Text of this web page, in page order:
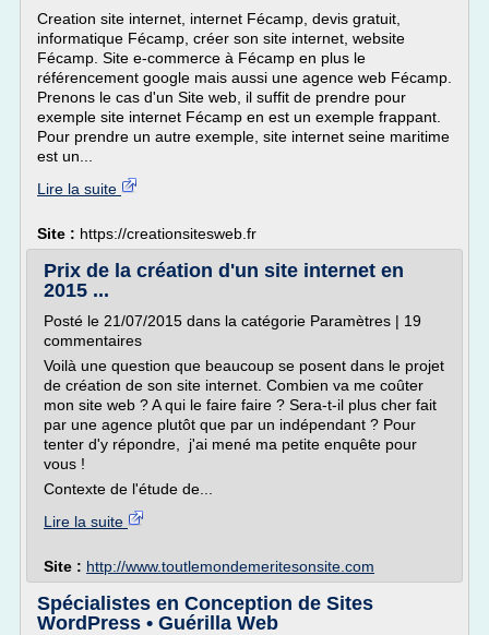
Creation site internet, internet Fécamp, devis gratuit,
informatique Fécamp, créer son site internet, website
Fécamp. Site e-commerce à Fécamp en plus le
référencement google mais aussi une agence web Fécamp.
Prenons le cas d'un Site web, il suffit de prendre pour
exemple site internet Fécamp en est un exemple frappant.
Pour prendre un autre exemple, site internet seine maritime
est un...
Lire la suite
Site : https://creationsitesweb.fr
Prix de la création d'un site internet en
2015 ...
Posté le 21/07/2015 dans la catégorie Paramètres | 19
commentaires
Voilà une question que beaucoup se posent dans le projet
de création de son site internet. Combien va me coûter
mon site web ? A qui le faire faire ? Sera-t-il plus cher fait
par une agence plutôt que par un indépendant ? Pour
tenter d'y répondre, j'ai mené ma petite enquête pour
vous !
Contexte de l'étude de...
Lire la suite
Site : http://www.toutlemondemeritesonsite.com
Spécialistes en Conception de Sites
WordPress • Guérilla Web